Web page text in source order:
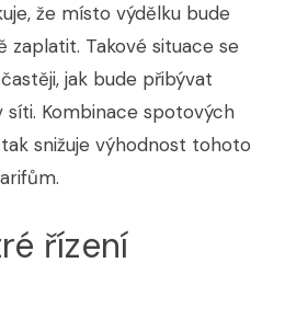
že místo výdělku bude
zaplatit. Takové situace se
jak bude přibývat
Kombinace spotových
snižuje výhodnost tohoto
řízení